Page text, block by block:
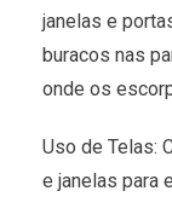
janelas e
buracos nas
onde os
Uso de Telas:
e janelas para